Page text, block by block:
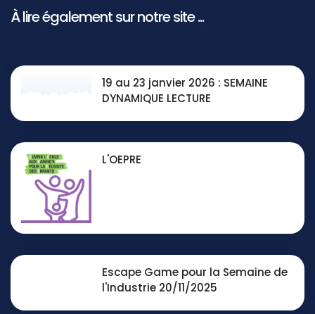
À lire également sur notre site ...
19 au 23 janvier 2026 : SEMAINE
DYNAMIQUE LECTURE
L'OEPRE
Escape Game pour la Semaine de
l'Industrie 20/11/2025